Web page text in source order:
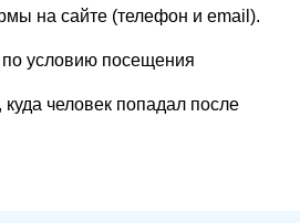
на сайте (телефон и email).
условию посещения
человек попадал после